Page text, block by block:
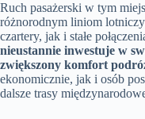
Ruch pasażerski w tym
różnorodnym liniom
czartery, jak i stałe
nieustannie inwestuje w
zwiększony komfort
ekonomicznie, jak i osób
dalsze trasy